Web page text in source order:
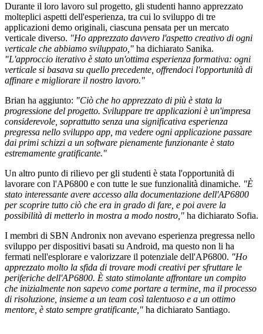
Durante il loro lavoro sul progetto, gli studenti hanno apprezzato
molteplici aspetti dell'esperienza, tra cui lo sviluppo di tre
applicazioni demo originali, ciascuna pensata per un mercato
verticale diverso. "Ho apprezzato davvero l'aspetto creativo di ogni
verticale che abbiamo sviluppato," ha dichiarato Sanika.
"L'approccio iterativo è stato un'ottima esperienza formativa: ogni
verticale si basava su quello precedente, offrendoci l'opportunità di
affinare e migliorare il nostro lavoro."
Brian ha aggiunto: "Ciò che ho apprezzato di più è stata la
progressione del progetto. Sviluppare tre applicazioni è un'impresa
considerevole, soprattutto senza una significativa esperienza
pregressa nello sviluppo app, ma vedere ogni applicazione passare
dai primi schizzi a un software pienamente funzionante è stato
estremamente gratificante."
Un altro punto di rilievo per gli studenti è stata l'opportunità di
lavorare con l'AP6800 e con tutte le sue funzionalità dinamiche. "È
stato interessante avere accesso alla documentazione dell'AP6800
per scoprire tutto ciò che era in grado di fare, e poi avere la
possibilità di metterlo in mostra a modo nostro," ha dichiarato Sofia.
I membri di SBN Andronix non avevano esperienza pregressa nello
sviluppo per dispositivi basati su Android, ma questo non li ha
fermati nell'esplorare e valorizzare il potenziale dell'AP6800. "Ho
apprezzato molto la sfida di trovare modi creativi per sfruttare le
periferiche dell'AP6800. È stato stimolante affrontare un compito
che inizialmente non sapevo come portare a termine, ma il processo
di risoluzione, insieme a un team così talentuoso e a un ottimo
mentore, è stato sempre gratificante," ha dichiarato Santiago.